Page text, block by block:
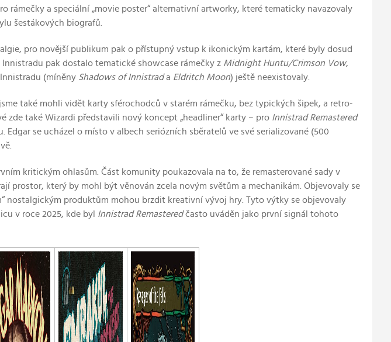
rámečky a speciální „movie poster“ alternativní artworky, které tematicky navazovaly
šestákových biografů.
pro novější publikum pak o přístupný vstup k ikonickým kartám, které byly dosud
pak dostalo tematické showcase rámečky z Midnight Huntu/Crimson Vow,
(míněny Shadows of Innistrada Eldritch Moon) ještě neexistovaly.
také mohli vidět karty sférochodců v starém rámečku, bez typických šipek, a retro-
zde také Wizardi představili nový koncept „headliner“ karty – pro Innistrad Remastered
Edgar se ucházel o místo v albech seriózních sběratelů ve své serializované (500
kritickým ohlasům. Část komunity poukazovala na to, že remasterované sady v
prostor, který by mohl být věnován zcela novým světům a mechanikám. Objevovaly se
nostalgickým produktům mohou brzdit kreativní vývoj hry. Tyto výtky se objevovaly
v roce 2025, kde byl Innistrad Remasteredčasto uváděn jako první signál tohoto